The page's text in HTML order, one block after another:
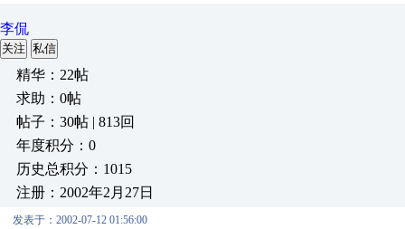
李侃
关注 私信
精华：22帖
求助：0帖
帖子：30帖 | 813回
年度积分：0
历史总积分：1015
注册：2002年2月27日
发表于：2002-07-12 01:56:00